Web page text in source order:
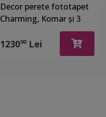
Decor perete fototapet
Charming, Komar şi 3
tablouri cu motive
florale clasice
123000Lei